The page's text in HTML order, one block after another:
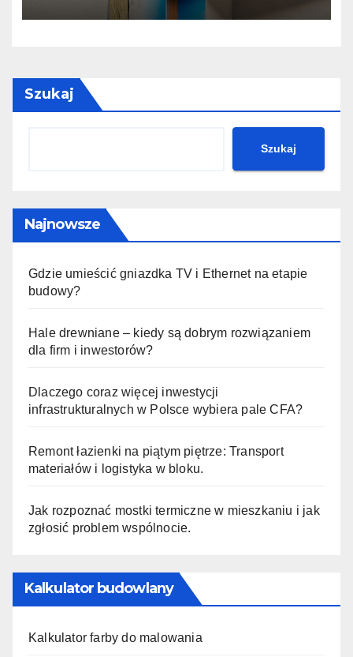
Szukaj
Szukaj
Najnowsze
Gdzie umieścić gniazdka TV i Ethernet na etapie
budowy?
Hale drewniane – kiedy są dobrym rozwiązaniem
dla firm i inwestorów?
Dlaczego coraz więcej inwestycji
infrastrukturalnych w Polsce wybiera pale CFA?
Remont łazienki na piątym piętrze: Transport
materiałów i logistyka w bloku.
Jak rozpoznać mostki termiczne w mieszkaniu i jak
zgłosić problem wspólnocie.
Kalkulator budowlany
Kalkulator farby do malowania